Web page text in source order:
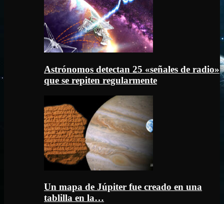
Astrónomos detectan 25 «señales de radio»
que se repiten regularmente
Un mapa de Júpiter fue creado en una
tablilla en la…